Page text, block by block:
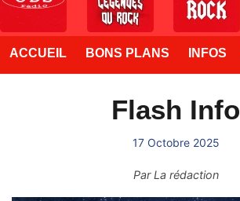
ACCUEIL BONS PLANS INFOS
Flash Info
17 Octobre 2025
ParLa rédaction